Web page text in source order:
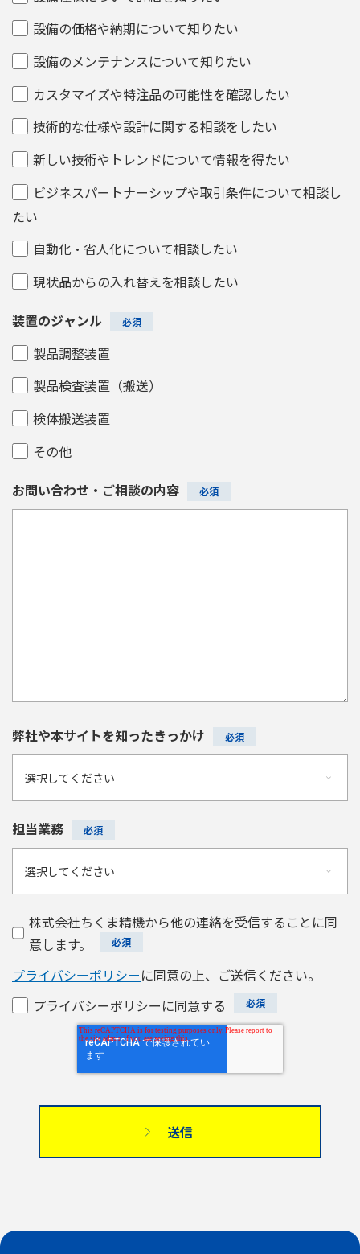
設備の価格や納期について知りたい
設備のメンテナンスについて知りたい
カスタマイズや特注品の可能性を確認したい
技術的な仕様や設計に関する相談をしたい
新しい技術やトレンドについて情報を得たい
ビジネスパートナーシップや取引条件について相談し
たい
自動化・省人化について相談したい
現状品からの入れ替えを相談したい
装置のジャンル
製品調整装置
製品検査装置（搬送）
検体搬送装置
その他
お問い合わせ・ご相談の内容
弊社や本サイトを知ったきっかけ
担当業務
株式会社ちくま精機から他の連絡を受信することに同
意します。
プライバシーポリシーに同意の上、ご送信ください。
プライバシーポリシーに同意する